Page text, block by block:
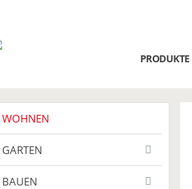
PRODUKTE
WOHNEN
GARTEN
BAUEN